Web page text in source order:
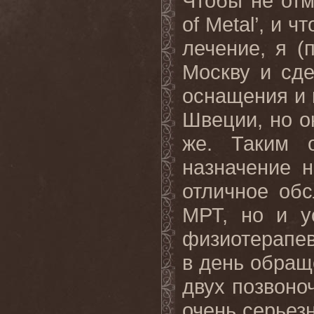
of Metal’, и
лечение, я
Москву и
оснащения и
Швеции, но
же. Таким
назначение
отличное
МРТ, но и
в день
двух